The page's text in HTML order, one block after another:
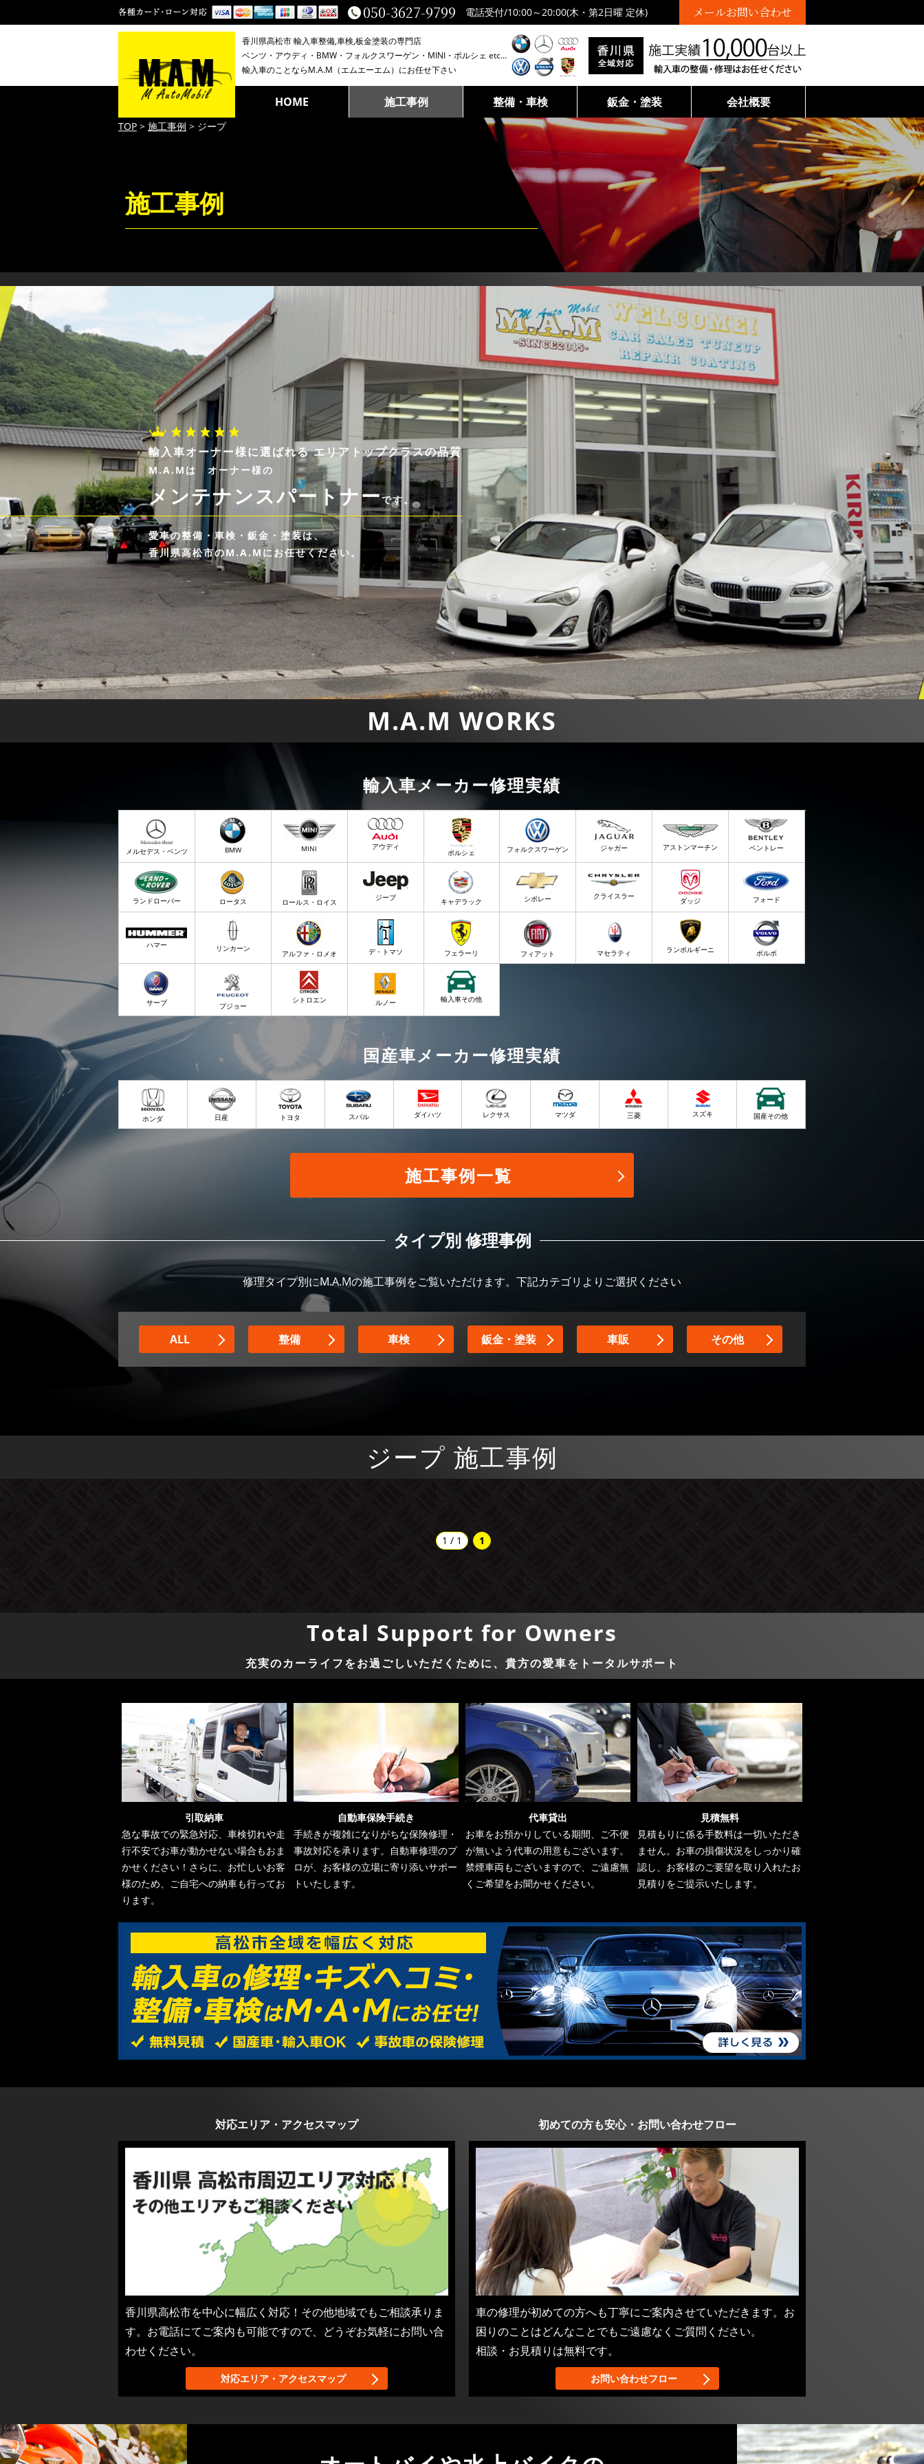
050-3627-9799 電話受付/10:00～20:00(木・第2日曜 定休) メールお問い合わせ
香川県高松市 輸入車整備,車検,板金塗装の専門店
ベンツ・アウディ・BMW・フォルクスワーゲン・MINI・ポルシェ etc...
輸入車のことならM.A.M（エムエーエム）にお任せ下さい
HOME 施工事例 整備・車検 鈑金・塗装 会社概要
TOP > 施工事例 > ジープ
施工事例
輸入車オーナー様に選ばれる エリアトップクラスの品質
M.A.Mは オーナー様の
メンテナンスパートナーです。
愛車の整備・車検・鈑金・塗装は、
香川県高松市のM.A.Mにお任せください。
M.A.M WORKS
輸入車メーカー修理実績
メルセデス・ベンツ BMW MINI アウディ
ポルシェ フォルクスワーゲン ジャガー アストンマーチン ベントレー
ランドローバー ロータス ロールス・ロイス ジープ キャデラック シボレー クライスラー ダッジ フォード
ハマー リンカーン
アルファ・ロメオ デ・トマソ フェラーリ フィアット マセラティ ランボルギーニ ボルボ
サーブ プジョー
シトロエン ルノー 輸入車その他
国産車メーカー修理実績
ホンダ 日産 トヨタ スバル ダイハツ レクサス マツダ 三菱 スズキ 国産その他
施工事例一覧
タイプ別 修理事例
修理タイプ別にM.A.Mの施工事例をご覧いただけます。下記カテゴリよりご選択ください
ALL 整備 車検 鈑金・塗装 車販 その他
ジープ 施工事例
1 / 1 1
Total Support for Owners
充実のカーライフをお過ごしいただくために、貴方の愛車をトータルサポート
引取納車
急な事故での緊急対応、車検切れや走
行不安でお車が動かせない場合もおま
かせください！さらに、お忙しいお客
様のため、ご自宅への納車も行ってお
ります。
自動車保険手続き
手続きが複雑になりがちな保険修理・
事故対応を承ります。自動車修理のプ
ロが、お客様の立場に寄り添いサポー
トいたします。
代車貸出
お車をお預かりしている期間、ご不便
が無いよう代車の用意もございます。
禁煙車両もございますので、ご遠慮無
くご希望をお聞かせください。
見積無料
見積もりに係る手数料は一切いただき
ません。お車の損傷状況をしっかり確
認し、お客様のご要望を取り入れたお
見積りをご提示いたします。
対応エリア・アクセスマップ
香川県高松市を中心に幅広く対応！その他地域でもご相談承りま
す。お電話にてご案内も可能ですので、どうぞお気軽にお問い合
わせください。
対応エリア・アクセスマップ
初めての方も安心・お問い合わせフロー
車の修理が初めての方へも丁寧にご案内させていただきます。お
困りのことはどんなことでもご遠慮なくご質問ください。
相談・お見積りは無料です。
お問い合わせフロー